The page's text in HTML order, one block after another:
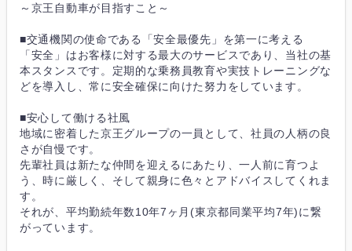
～京王自動車が目指すこと～
■交通機関の使命である「安全最優先」を第一に考える
「安全」はお客様に対する最大のサービスであり、当社の基
本スタンスです。定期的な乗務員教育や実技トレーニングな
どを導入し、常に安全確保に向けた努力をしています。
■安心して働ける社風
地域に密着した京王グループの一員として、社員の人柄の良
さが自慢です。
先輩社員は新たな仲間を迎えるにあたり、一人前に育つよ
う、時に厳しく、そして親身に色々とアドバイスしてくれま
す。
それが、平均勤続年数10年7ヶ月(東京都同業平均7年)に繋
がっています。